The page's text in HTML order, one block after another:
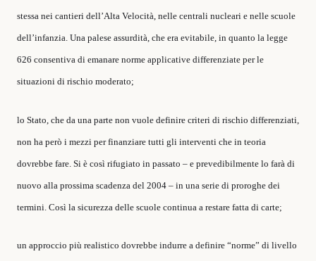
stessa nei cantieri dell’Alta Velocità, nelle centrali nucleari e nelle scuole
dell’infanzia. Una palese assurdità, che era evitabile, in quanto la legge
626 consentiva di emanare norme applicative differenziate per le
situazioni di rischio moderato;
lo Stato, che da una parte non vuole definire criteri di rischio differenziati,
non ha però i mezzi per finanziare tutti gli interventi che in teoria
dovrebbe fare. Si è così rifugiato in passato – e prevedibilmente lo farà di
nuovo alla prossima scadenza del 2004 – in una serie di proroghe dei
termini. Così la sicurezza delle scuole continua a restare fatta di carte;
un approccio più realistico dovrebbe indurre a definire “norme” di livello